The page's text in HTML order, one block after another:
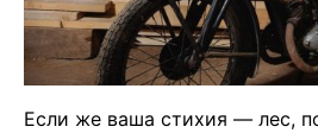
Если же ваша стихия — лес,